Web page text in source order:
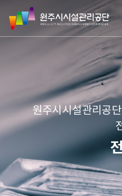
네
본
메
원
주
시
리
공
단
원주시시설관리공